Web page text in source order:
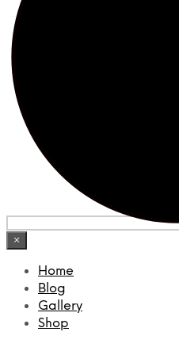
×
Home
Blog
Gallery
Shop